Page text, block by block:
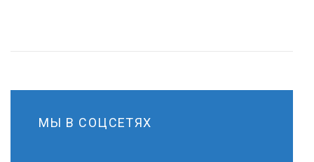
МЫ В СОЦСЕТЯХ